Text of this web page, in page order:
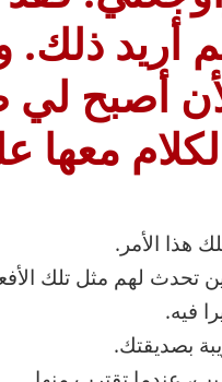
أريد ذلك.
أصبح
هذا الأمر.
تحدث لهم مثل تلك
فيه.
بصديقتك.